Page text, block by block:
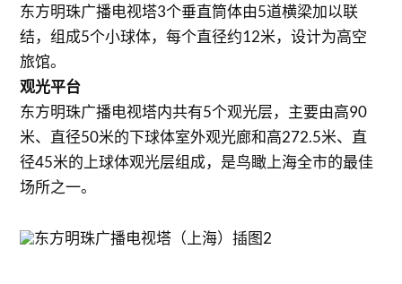
东方明珠广播电视塔3个垂直筒体由5道横梁加以联
结，组成5个小球体，每个直径约12米，设计为高空
旅馆。
观光平台
东方明珠广播电视塔内共有5个观光层，主要由高90
米、直径50米的下球体室外观光廊和高272.5米、直
径45米的上球体观光层组成，是鸟瞰上海全市的最佳
场所之一。